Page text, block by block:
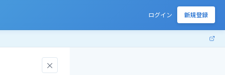
ログイン 新規登録
×